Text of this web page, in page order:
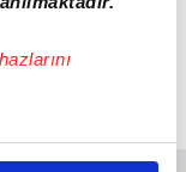
özel